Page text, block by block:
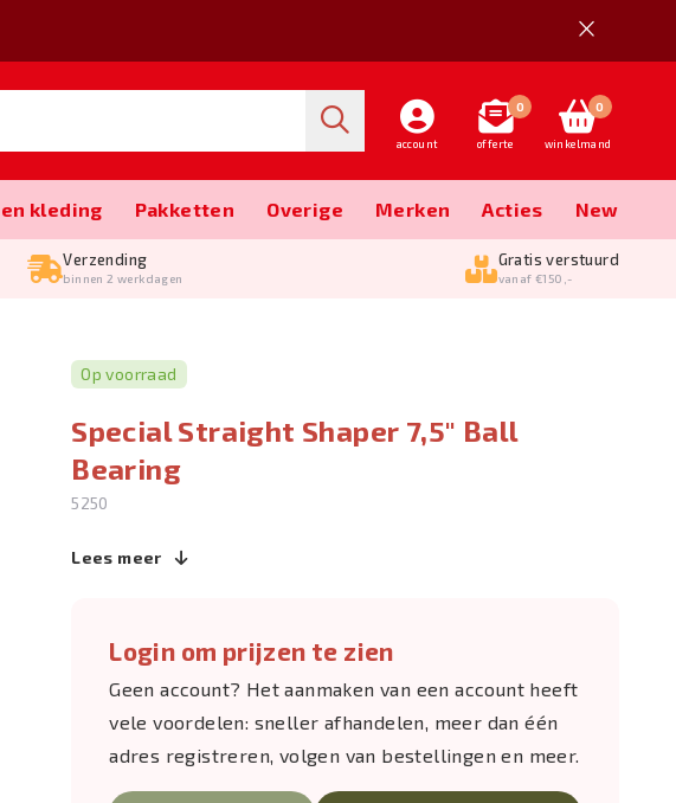
account
0
offerte
0
winkelmand
kleding Pakketten Overige Merken Acties New
Verzending
binnen 2 werkdagen
Gratis verstuurd
vanaf €150,-
Op voorraad
Special Straight Shaper 7,5" Ball
Bearing
5250
Lees meer
Login om prijzen te zien
Geen account? Het aanmaken van een account heeft
vele voordelen: sneller afhandelen, meer dan één
adres registreren, volgen van bestellingen en meer.